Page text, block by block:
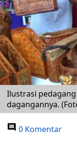
Ilustrasi
dagangannya.
0 Komentar